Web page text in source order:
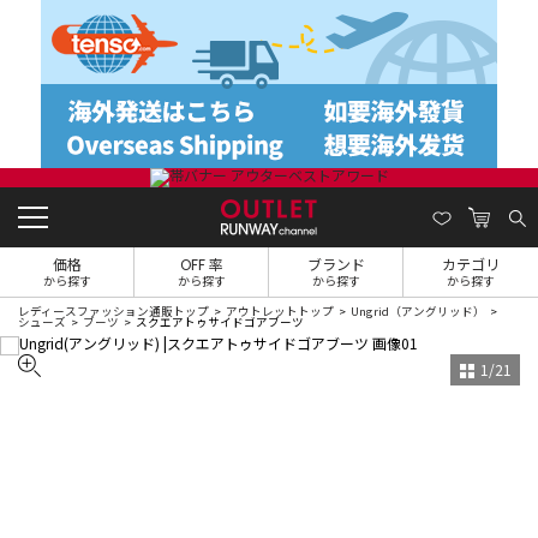
価格
から探す
OFF 率
から探す
ブランド
から探す
カテゴリ
から探す
レディースファッション通販トップ アウトレットトップ Ungrid（アングリッド）
シューズ ブーツ スクエアトゥサイドゴアブーツ
1 /21